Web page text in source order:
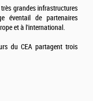
grandes infrastructures
éventail de partenaires
et à l'international.
du CEA partagent trois